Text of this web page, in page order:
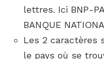
lettres. Ici BNP-
BANQUE
Les 2 caractères
le pays où se